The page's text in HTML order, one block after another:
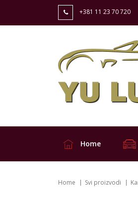
+381 11 23 70 720
Home
Home Svi proizvodi